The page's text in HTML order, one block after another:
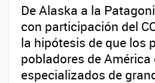
De Alaska a la
con participación del
la hipótesis de que los
pobladores de
especializados de